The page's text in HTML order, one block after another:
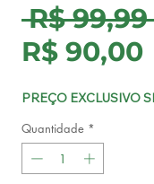
R$ 99,99
R$ 90,00
PREÇO EXCLUSIVO
Quantidade *